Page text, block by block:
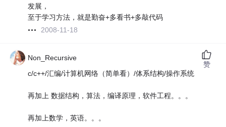
发展，
至于学习方法，就是勤奋+多看书+多敲代码
2008-11-18
Non_Recursive
c/c++/汇编/计算机网络（简单看）/体系结构/操作系统
再加上 数据结构，算法，编译原理，软件工程。。。
再加上数学，英语。。。
赞